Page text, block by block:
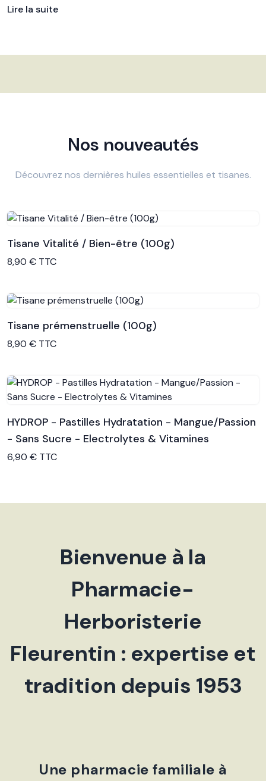
Lire la suite
Nos nouveautés
Découvrez nos dernières huiles essentielles et tisanes.
Voir le produit
Tisane Vitalité / Bien-être (100g)
8,90 € TTC
Voir le produit
Tisane prémenstruelle (100g)
8,90 € TTC
Voir le produit
HYDROP - Pastilles Hydratation - Mangue/Passion
- Sans Sucre - Electrolytes & Vitamines
6,90 € TTC
Bienvenue à la
Pharmacie-
Herboristerie
Fleurentin : expertise et
tradition depuis 1953
Une pharmacie familiale à